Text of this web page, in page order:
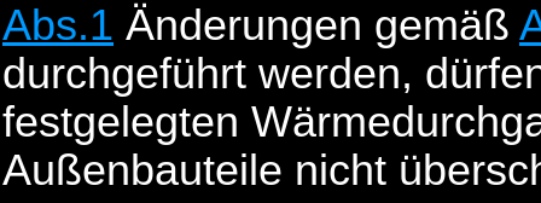
Abs.1 Änderungen gemäß
durchgeführt werden,
festgelegten
Außenbauteile nicht